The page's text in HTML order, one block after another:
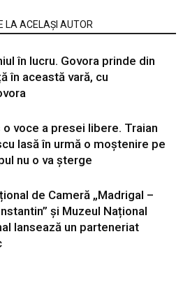
LA ACELAȘI AUTOR
în lucru. Govora prinde din
în această vară, cu
o voce a presei libere. Traian
lasă în urmă o moștenire pe
nu o va șterge
de Cameră „Madrigal –
și Muzeul Național
lansează un parteneriat